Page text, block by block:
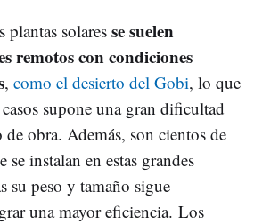
plantas solares se suelen
remotos con condiciones
, como el desierto del Gobi, lo que
supone una gran dificultad
obra. Además, son cientos de
se instalan en estas grandes
su peso y tamaño sigue
una mayor eficiencia. Los